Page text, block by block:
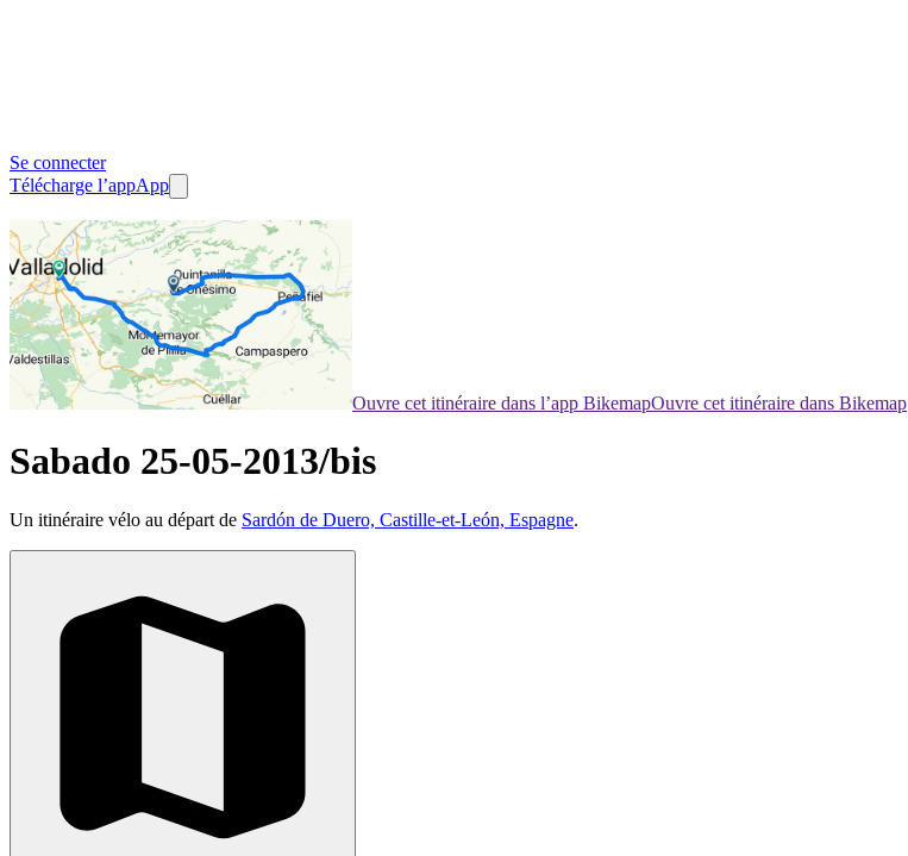
Se connecter
Télécharge l’appApp
Ouvre cet itinéraire dans l’app BikemapOuvre cet itinéraire dans Bikemap
Sabado 25-05-2013/bis
Un itinéraire vélo au départ de Sardón de Duero, Castille-et-León, Espagne.